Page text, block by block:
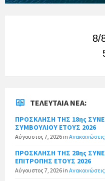
8/
ΤΕΛΕΥΤΑΊΑ ΝΈΑ:
ΠΡΟΣΚΛΗΣΗ ΤΗΣ 18ης
ΣΥΜΒΟΥΛΙΟΥ ΕΤΟΥΣ 2026
Αύγουστος 7, 2026 in Ανακοινώσεις
ΠΡΟΣΚΛΗΣΗ ΤΗΣ 28ης
ΕΠΙΤΡΟΠΗΣ ΕΤΟΥΣ 2026
Αύγουστος 7, 2026 in Ανακοινώσεις